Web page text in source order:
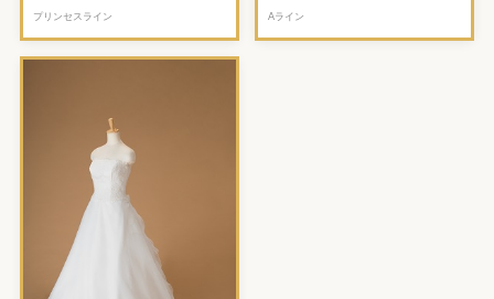
プリンセスライン Aライン